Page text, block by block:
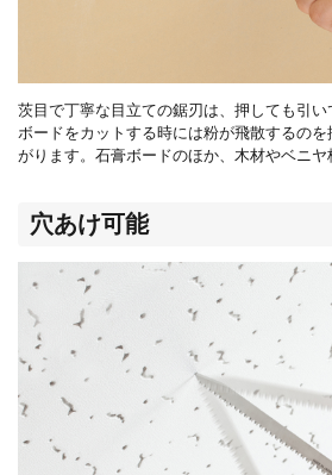
茨目で丁寧な目立ての鋸刃は、押しても引
ボードをカットする時には粉が飛散するの
がります。石膏ボードのほか、木材やベニヤ
穴あけ可能